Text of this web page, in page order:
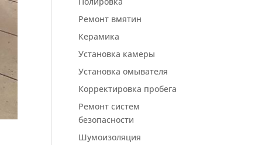
Ремонт вмятин
Керамика
Установка камеры
Установка омывателя
Корректировка пробега
Ремонт систем
безопасности
Шумоизоляция